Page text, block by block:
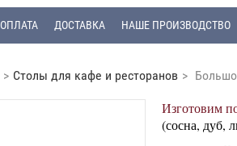
ОПЛАТА ДОСТАВКА НАШЕ ПРОИЗВОДСТВО
> Столы для кафе и ресторанов >
Изготовим
(сосна, дуб,